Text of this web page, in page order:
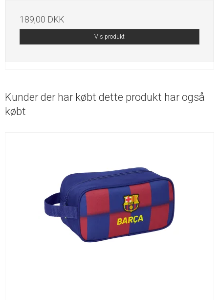
189,00 DKK
Vis produkt
Kunder der har købt dette produkt har også
købt